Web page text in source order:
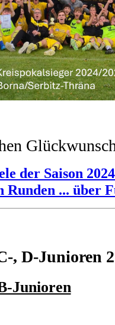
der Saison
... über
, D-Junioren
Junioren